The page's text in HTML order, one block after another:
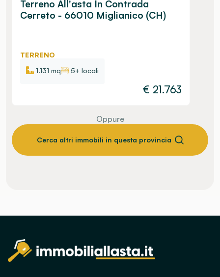
Terreno All'asta In Contrada
Cerreto - 66010 Miglianico (CH)
TERRENO
1.131 mq
5+ locali
€ 21.763
Oppure
Cerca altri immobili in questa provincia